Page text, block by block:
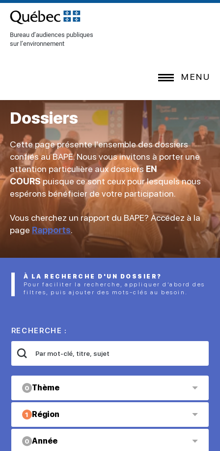
[Common.SkipToContent]
Bureau d’audiences publiques
sur l’environnement
MENU
Dossiers
Cette page présente l'ensemble des dossiers
confiés au BAPE. Nous vous invitons à porter une
attention particulière aux dossiers EN
COURSpuisque ce sont ceux pour lesquels nous
espérons bénéficier de votre participation.
Vous cherchez un rapport du BAPE? Accédez à la
page Rapports.
À LA RECHERCHE D'UN DOSSIER?
Pour faciliter la recherche, appliquer d’abord des
filtres, puis ajouter des mots-clés au besoin.
RECHERCHE :
0 Thème
1 Région
0 Année